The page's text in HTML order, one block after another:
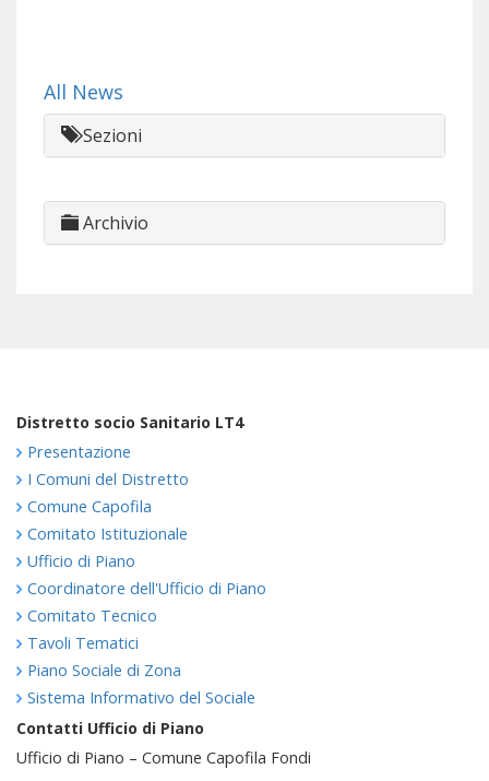
All News
Sezioni
Archivio
Distretto socio Sanitario LT4
Presentazione
I Comuni del Distretto
Comune Capofila
Comitato Istituzionale
Ufficio di Piano
Coordinatore dell'Ufficio di Piano
Comitato Tecnico
Tavoli Tematici
Piano Sociale di Zona
Sistema Informativo del Sociale
Contatti Ufficio di Piano
Ufficio di Piano – Comune Capofila Fondi